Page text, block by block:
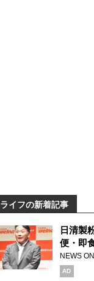
ライフの新着記事
日清製
便・即
展開 「
ブラン
NEWS
AD